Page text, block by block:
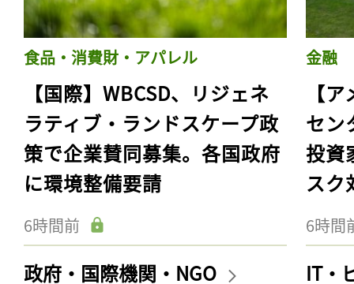
食品・消費財・アパレル
【国際】WBCSD、リジェネ
ラティブ・ランドスケープ政
策で企業賛同募集。各国政府
に環境整備要請
6時間前
金融
【
セン
投資
スク
6時間
政府・国際機関・NGO IT・